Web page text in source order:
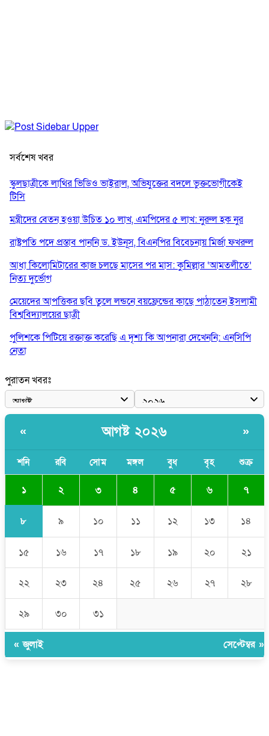
সর্বশেষ খবর
স্কুলছাত্রীকে লাথির ভিডিও ভাইরাল, অভিযুক্তের বদলে ভুক্তভোগীকেই
টিসি
মন্ত্রীদের বেতন হওয়া উচিত ১০ লাখ, এমপিদের ৫ লাখ: নুরুল হক নুর
রাষ্ট্রপতি পদে প্রস্তাব পাননি ড. ইউনূস, বিএনপির বিবেচনায় মির্জা ফখরুল
আধা কিলোমিটারের কাজ চলছে মাসের পর মাস: কুমিল্লার ‘আমতলীতে’
নিত্য দুর্ভোগ
মেয়েদের আপত্তিকর ছবি তুলে লন্ডনে বয়ফ্রেন্ডের কাছে পাঠাতেন ইসলামী
বিশ্ববিদ্যালয়ের ছাত্রী
পুলিশকে পিটিয়ে রক্তাক্ত করেছি এ দৃশ্য কি আপনারা দেখেননি: এনসিপি
নেতা
পাঁচ দেশি মাছে মিলল মাইক্রোপ্লাস্টিক, সবচেয়ে বেশি কই মাছে
বাংলাদেশী কর্মীদের আকামা নিয়ে বড় সুখবর দিলো সৌদি সরকার
ওয়াজেদ জয়
সাকিব আল হাসানের বাড়িতে আগুন, পেট্রলবোমা বিস্ফোরণ
পুরাতন খবরঃ
« আগষ্ট ২০২৬ »
শনি রবি সোম মঙ্গল বুধ বৃহ শুক্র
১ ২ ৩ ৪ ৫ ৬ ৭
৮ ৯ ১০ ১১ ১২ ১৩ ১৪
১৫ ১৬ ১৭ ১৮ ১৯ ২০ ২১
২২ ২৩ ২৪ ২৫ ২৬ ২৭ ২৮
২৯ ৩০ ৩১
« জুলাই সেপ্টেম্বর »